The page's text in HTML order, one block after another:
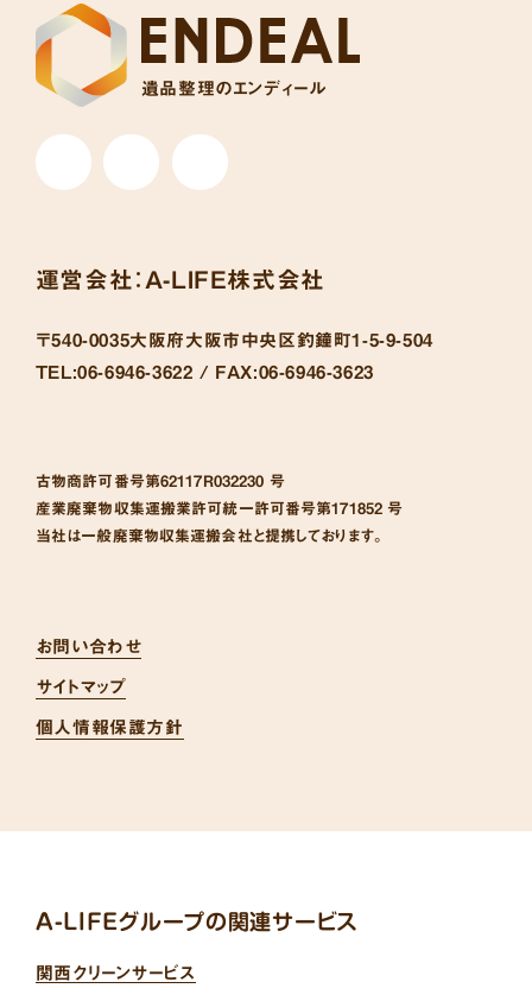
遺品整理のエンディール
運営会社： A-LIFE株式会社
〒540-0035大阪府大阪市中央区釣鐘町1-5-9-504
TEL:06-6946-3622 / FAX:06-6946-3623
古物商許可番号第62117R032230 号
産業廃棄物収集運搬業許可統一許可番号第171852 号
当社は一般廃棄物収集運搬会社と提携しております。
お問い合わせ
サイトマップ
個人情報保護方針
A-LIFEグループの関連サービス
関西クリーンサービス